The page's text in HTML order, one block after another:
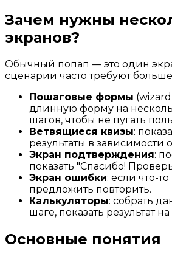
Зачем нужны
экранов?
Обычный попап — это один
сценарии часто требуют
Пошаговые формы
длинную форму на
шагов, чтобы не пугать
Ветвящиеся квизы:
результаты в зависимости
Экран подтверждения:
показать "Спасибо!
Экран ошибки: если что-
предложить повторить.
Калькуляторы: собрать
шаге, показать результат
Основные понятия